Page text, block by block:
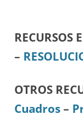
RECURSOS
–
OTROS
Cuadros –